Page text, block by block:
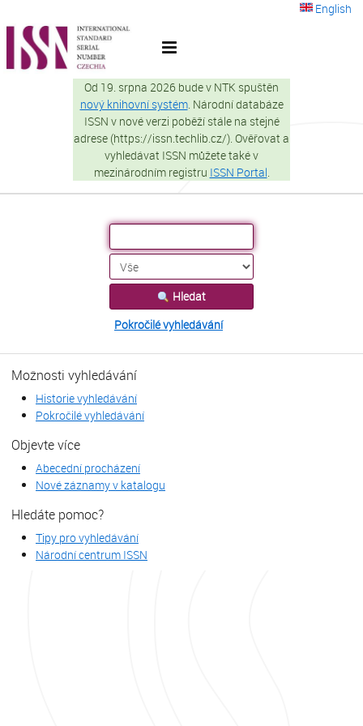
English
VuFind
Od 19. srpna 2026 bude v NTK spuštěn
nový knihovní systém. Národní databáze
ISSN v nové verzi poběží stále na stejné
adrese (https://issn.techlib.cz/). Ověřovat a
vyhledávat ISSN můžete také v
mezinárodním registru ISSN Portal.
Hledat
Pokročilé vyhledávání
Možnosti vyhledávání
Historie vyhledávání
Pokročilé vyhledávání
Objevte více
Abecední procházení
Nové záznamy v katalogu
Hledáte pomoc?
Tipy pro vyhledávání
Národní centrum ISSN